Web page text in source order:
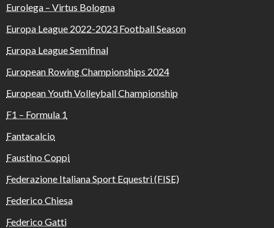
Eurolega – Virtus Bologna
Europa League 2022-2023 Football Season
Europa League Semifinal
European Rowing Championships 2024
European Youth Volleyball Championship
F1 – Formula 1
Fantacalcio
Faustino Coppi
Federazione Italiana Sport Equestri (FISE)
Federico Chiesa
Federico Gatti